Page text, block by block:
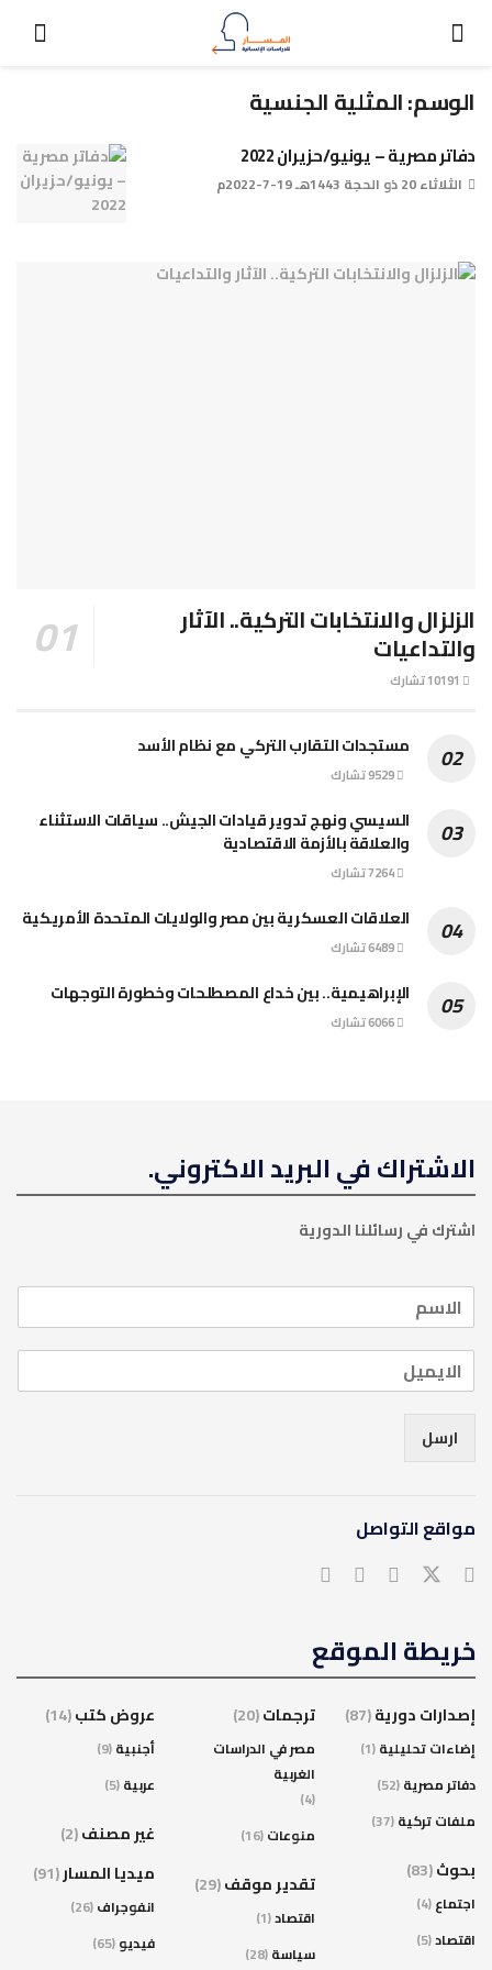
الوسم:المثلية الجنسية
دفاتر مصرية – يونيو/حزيران 2022
الثلاثاء 20 ذو الحجة 1443هـ 19-7-2022م
الزلزال والانتخابات التركية.. الآثار
والتداعيات
مستجدات التقارب التركي مع نظام الأسد
السيسي ونهج تدوير قيادات الجيش.. سياقات الاستثناء
والعلاقة بالأزمة الاقتصادية
العلاقات العسكرية بين مصر والولايات المتحدة الأمريكية
الإبراهيمية.. بين خداع المصطلحات وخطورة التوجهات
الاشتراك في البريد الاكتروني.
اشترك في رسائلنا الدورية
ارسل
مواقع التواصل
خريطة الموقع
إصدارات دورية(87)
إضاءات تحليلية(1)
دفاتر مصرية(52)
ملفات تركية(37)
بحوث(83)
اجتماع(4)
اقتصاد(5)
ترجمات(20)
مصر في الدراسات
الغربية
(4)
منوعات(16)
تقدير موقف(29)
اقتصاد(1)
سياسة(28)
عروض كتب(14)
أجنبية(9)
عربية(5)
غير مصنف(2)
ميديا المسار(91)
انفوجراف(26)
فيديو(65)